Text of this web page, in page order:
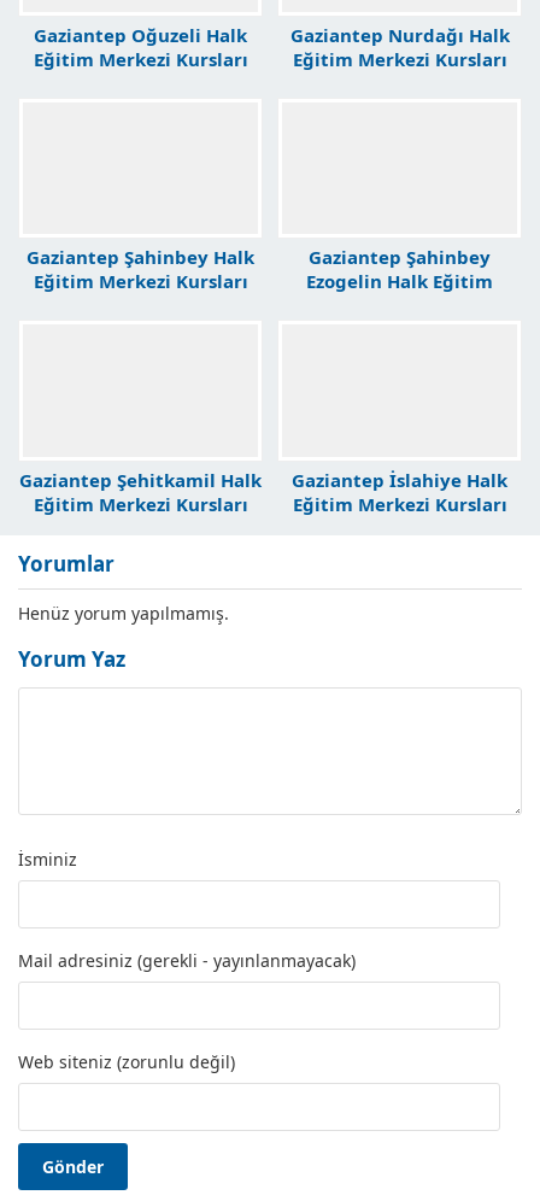
Gaziantep Oğuzeli Halk
Eğitim Merkezi Kursları
Gaziantep Nurdağı Halk
Eğitim Merkezi Kursları
Gaziantep Şahinbey Halk
Eğitim Merkezi Kursları
Gaziantep Şahinbey
Ezogelin Halk Eğitim
Gaziantep Şehitkamil Halk
Eğitim Merkezi Kursları
Gaziantep İslahiye Halk
Eğitim Merkezi Kursları
Yorumlar
Henüz yorum yapılmamış.
Yorum Yaz
İsminiz
Mail adresiniz (gerekli - yayınlanmayacak)
Web siteniz (zorunlu değil)